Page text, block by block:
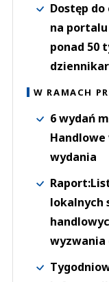
Dostęp
na
ponad 50
W RAMACH
6 wydań
wydania
lokalnych
wyzwania